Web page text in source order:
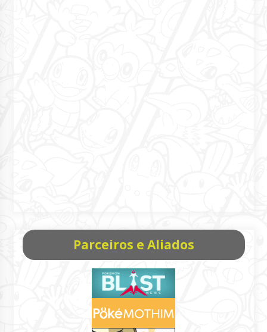
Parceiros e Aliados